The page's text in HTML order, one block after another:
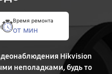
Время ремонта
от мин
Hikvision
неполадками, будь то